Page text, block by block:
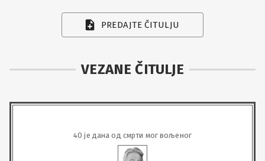
PREDAJTE ČITULJU
VEZANE ČITULJE
40 је дана од смрти мог вољеног